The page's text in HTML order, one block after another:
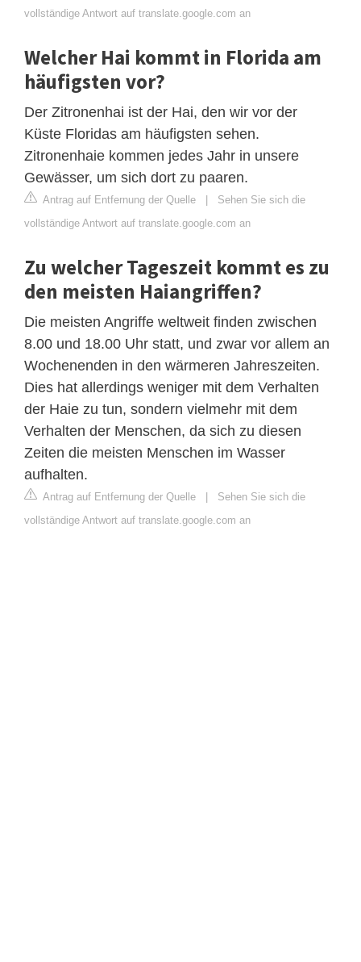
vollständige Antwort auf translate.google.com an
Welcher Hai kommt in Florida am
häufigsten vor?
Der Zitronenhai ist der Hai, den wir vor der
Küste Floridas am häufigsten sehen.
Zitronenhaie kommen jedes Jahr in unsere
Gewässer, um sich dort zu paaren.
Antrag auf Entfernung der Quelle | Sehen Sie sich die
vollständige Antwort auf translate.google.com an
Zu welcher Tageszeit kommt es zu
den meisten Haiangriffen?
Die meisten Angriffe weltweit finden zwischen
8.00 und 18.00 Uhr statt, und zwar vor allem an
Wochenenden in den wärmeren Jahreszeiten.
Dies hat allerdings weniger mit dem Verhalten
der Haie zu tun, sondern vielmehr mit dem
Verhalten der Menschen, da sich zu diesen
Zeiten die meisten Menschen im Wasser
aufhalten.
Antrag auf Entfernung der Quelle | Sehen Sie sich die
vollständige Antwort auf translate.google.com an